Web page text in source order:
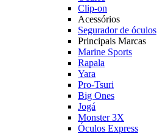
Clip-on
Acessórios
Segurador de óculos
Principais Marcas
Marine Sports
Rapala
Yara
Pro-Tsuri
Big Ones
Jogá
Monster 3X
Óculos Express